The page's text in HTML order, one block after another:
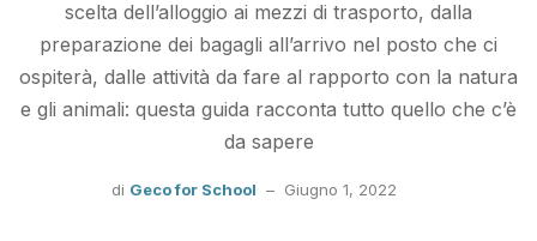
scelta dell’alloggio ai mezzi di trasporto, dalla
preparazione dei bagagli all’arrivo nel posto che ci
ospiterà, dalle attività da fare al rapporto con la natura
e gli animali: questa guida racconta tutto quello che c’è
da sapere
di Geco for School – Giugno 1, 2022